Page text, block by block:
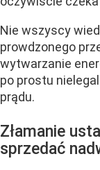
Nie wszyscy
prowdzonego
wytwarzanie
po prostu
prądu.
Złamanie
sprzedać